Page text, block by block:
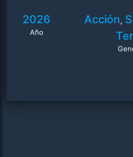
2026
Año
Acción,